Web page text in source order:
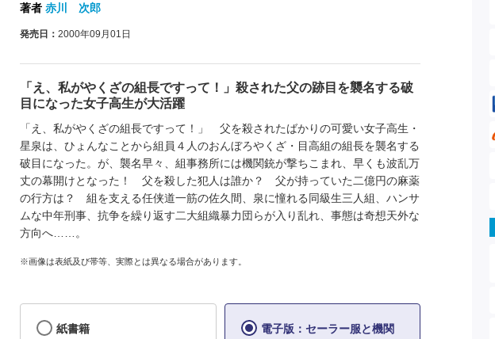
著者 赤川 次郎
発売日： 2000年09月01日
「え、私がやくざの組長ですって！」殺された父の跡目を襲名する破
目になった女子高生が大活躍
「え、私がやくざの組長ですって！」 父を殺されたばかりの可愛い女子高生・
星泉は、ひょんなことから組員４人のおんぼろやくざ・目高組の組長を襲名する
破目になった。が、襲名早々、組事務所には機関銃が撃ちこまれ、早くも波乱万
丈の幕開けとなった！ 父を殺した犯人は誰か？ 父が持っていた二億円の麻薬
の行方は？ 組を支える任侠道一筋の佐久間、泉に憧れる同級生三人組、ハンサ
ムな中年刑事、抗争を繰り返す二大組織暴力団らが入り乱れ、事態は奇想天外な
方向へ……。
※画像は表紙及び帯等、実際とは異なる場合があります。
紙書籍
電子版：セーラー服と機関